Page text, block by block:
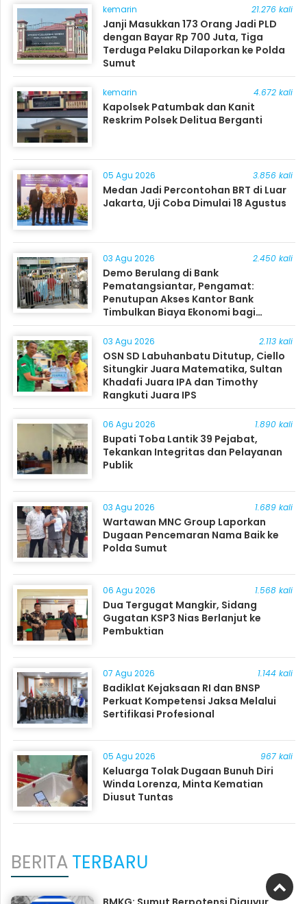
kemarin 21.276 kali
Janji Masukkan 173 Orang Jadi PLD
dengan Bayar Rp 700 Juta, Tiga
Terduga Pelaku Dilaporkan ke Polda
Sumut
kemarin 4.672 kali
Kapolsek Patumbak dan Kanit
Reskrim Polsek Delitua Berganti
05 Agu 2026 3.856 kali
Medan Jadi Percontohan BRT di Luar
Jakarta, Uji Coba Dimulai 18 Agustus
03 Agu 2026 2.450 kali
Demo Berulang di Bank
Pematangsiantar, Pengamat:
Penutupan Akses Kantor Bank
Timbulkan Biaya Ekonomi bagi
Masyarakat
03 Agu 2026 2.113 kali
OSN SD Labuhanbatu Ditutup, Ciello
Situngkir Juara Matematika, Sultan
Khadafi Juara IPA dan Timothy
Rangkuti Juara IPS
06 Agu 2026 1.890 kali
Bupati Toba Lantik 39 Pejabat,
Tekankan Integritas dan Pelayanan
Publik
03 Agu 2026 1.689 kali
Wartawan MNC Group Laporkan
Dugaan Pencemaran Nama Baik ke
Polda Sumut
06 Agu 2026 1.568 kali
Dua Tergugat Mangkir, Sidang
Gugatan KSP3 Nias Berlanjut ke
Pembuktian
07 Agu 2026 1.144 kali
Badiklat Kejaksaan RI dan BNSP
Perkuat Kompetensi Jaksa Melalui
Sertifikasi Profesional
05 Agu 2026 967 kali
Keluarga Tolak Dugaan Bunuh Diri
Winda Lorenza, Minta Kematian
Diusut Tuntas
BERITATERBARU